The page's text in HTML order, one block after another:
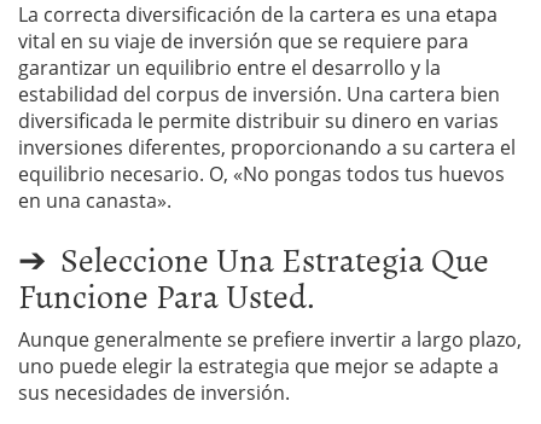
La correcta diversificación de la cartera es una etapa
vital en su viaje de inversión que se requiere para
garantizar un equilibrio entre el desarrollo y la
estabilidad del corpus de inversión. Una cartera bien
diversificada le permite distribuir su dinero en varias
inversiones diferentes, proporcionando a su cartera el
equilibrio necesario. O, «No pongas todos tus huevos
en una canasta».
➔ Seleccione Una Estrategia Que
Funcione Para Usted.
Aunque generalmente se prefiere invertir a largo plazo,
uno puede elegir la estrategia que mejor se adapte a
sus necesidades de inversión.